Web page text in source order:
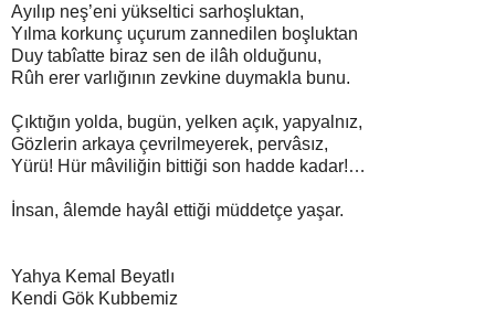
Ayılıp neş’eni yükseltici sarhoşluktan,
Yılma korkunç uçurum zannedilen boşluktan
Duy tabîatte biraz sen de ilâh olduğunu,
Rûh erer varlığının zevkine duymakla bunu.
Çıktığın yolda, bugün, yelken açık, yapyalnız,
Gözlerin arkaya çevrilmeyerek, pervâsız,
Yürü! Hür mâviliğin bittiği son hadde kadar!…
İnsan, âlemde hayâl ettiği müddetçe yaşar.
Yahya Kemal Beyatlı
Kendi Gök Kubbemiz